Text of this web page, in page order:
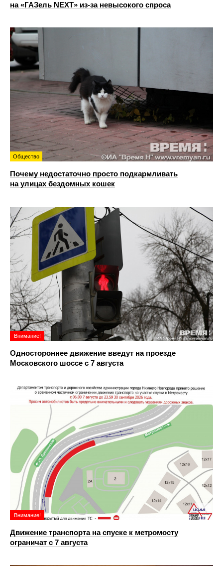
на «ГАЗель NEXT» из‑за невысокого спроса
Общество
Почему недостаточно просто подкармливать
на улицах бездомных кошек
Внимание!
Одностороннее движение введут на проезде
Московского шоссе с 7 августа
Внимание!
Движение транспорта на спуске к метромосту
ограничат с 7 августа